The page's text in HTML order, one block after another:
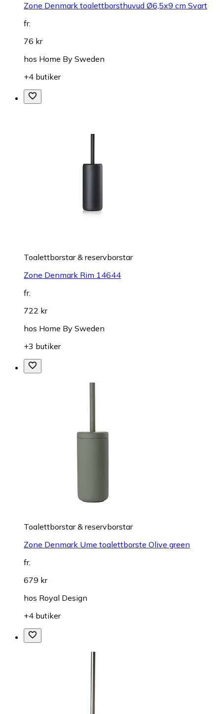
Zone Denmark toalettborsthuvud Ø6,5x9 cm Svart
fr.
76 kr
hos Home By Sweden
+4 butiker
Toalettborstar & reservborstar
Zone Denmark Rim 14644
fr.
722 kr
hos Home By Sweden
+3 butiker
Toalettborstar & reservborstar
Zone Denmark Ume toalettborste Olive green
fr.
679 kr
hos Royal Design
+4 butiker